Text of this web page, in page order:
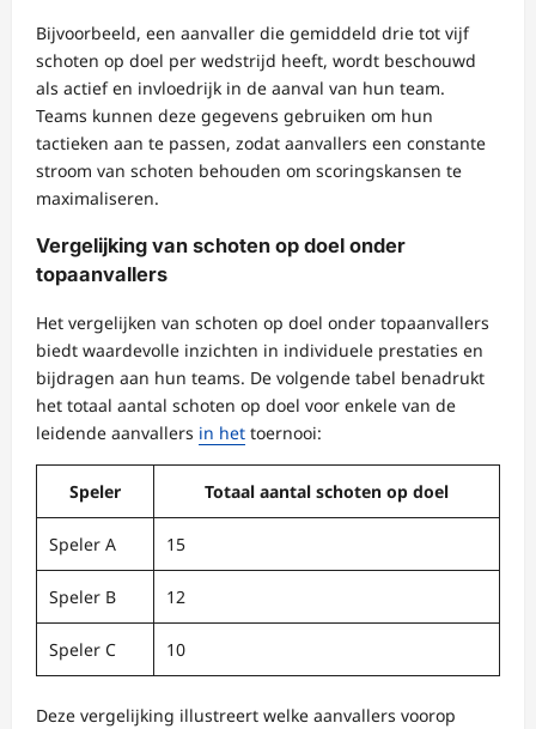
Bijvoorbeeld, een aanvaller die gemiddeld drie tot vijf
schoten op doel per wedstrijd heeft, wordt beschouwd
als actief en invloedrijk in de aanval van hun team.
Teams kunnen deze gegevens gebruiken om hun
tactieken aan te passen, zodat aanvallers een constante
stroom van schoten behouden om scoringskansen te
maximaliseren.
Vergelijking van schoten op doel onder
topaanvallers
Het vergelijken van schoten op doel onder topaanvallers
biedt waardevolle inzichten in individuele prestaties en
bijdragen aan hun teams. De volgende tabel benadrukt
het totaal aantal schoten op doel voor enkele van de
leidende aanvallers in het toernooi:
Speler Totaal aantal schoten op doel
Speler A 15
Speler B 12
Speler C 10
Deze vergelijking illustreert welke aanvallers voorop